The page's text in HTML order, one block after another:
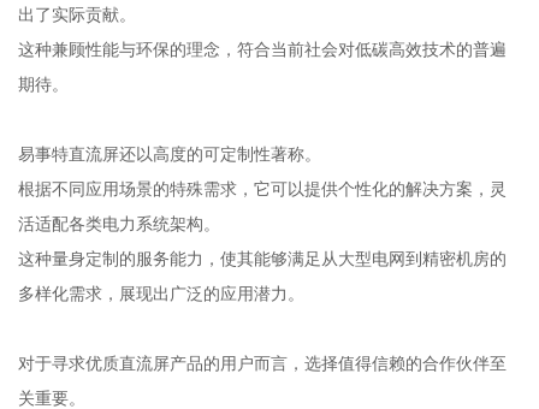
出了实际贡献。
这种兼顾性能与环保的理念，符合当前社会对低碳高效技术的普遍
期待。
易事特直流屏还以高度的可定制性著称。
根据不同应用场景的特殊需求，它可以提供个性化的解决方案，灵
活适配各类电力系统架构。
这种量身定制的服务能力，使其能够满足从大型电网到精密机房的
多样化需求，展现出广泛的应用潜力。
对于寻求优质直流屏产品的用户而言，选择值得信赖的合作伙伴至
关重要。